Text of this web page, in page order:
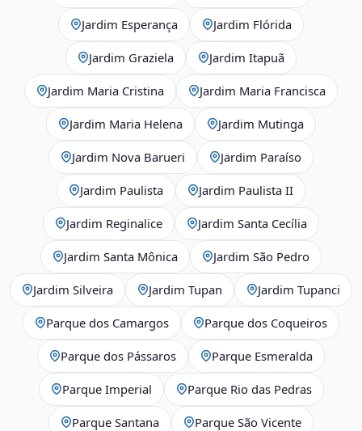
Jardim Esperança Jardim Flórida
Jardim Graziela Jardim Itapuã
Jardim Maria Cristina Jardim Maria Francisca
Jardim Maria Helena Jardim Mutinga
Jardim Nova Barueri Jardim Paraíso
Jardim Paulista Jardim Paulista II
Jardim Reginalice Jardim Santa Cecília
Jardim Santa Mônica Jardim São Pedro
Jardim Silveira Jardim Tupan Jardim Tupanci
Parque dos Camargos Parque dos Coqueiros
Parque dos Pássaros Parque Esmeralda
Parque Imperial Parque Rio das Pedras
Parque Santana Parque São Vicente